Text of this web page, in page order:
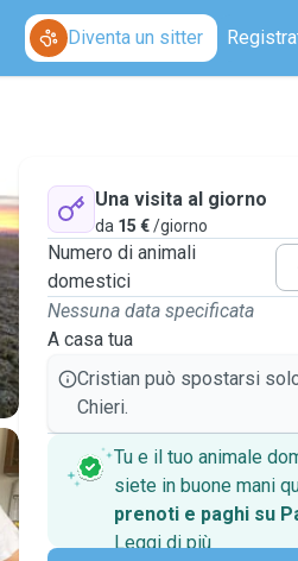
Diventa un sitter
Una visita al giorno
da 15 €/giorno
Numero di animali
domestici
Nessuna data specificata
A casa tua
Cristian può spostarsi
Chieri.
Tu e il tuo animale
siete in buone mani
prenoti e paghi su
Leggi di piùPagamenti sicuri